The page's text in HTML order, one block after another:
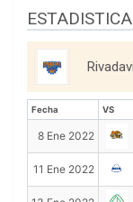
Fecha VS
8 Ene 2022
11 Ene 2022